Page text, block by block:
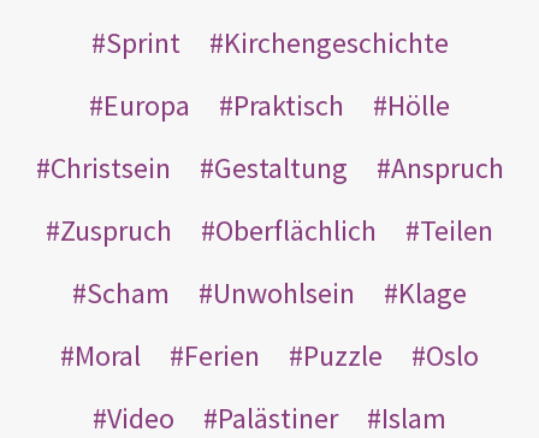
Sprint
Kirchengeschichte
Europa
Praktisch
Hölle
Christsein
Gestaltung
Anspruch
Zuspruch
Oberflächlich
Teilen
Scham
Unwohlsein
Klage
Moral
Ferien Puzzle
Oslo
Video
Palästiner
Islam